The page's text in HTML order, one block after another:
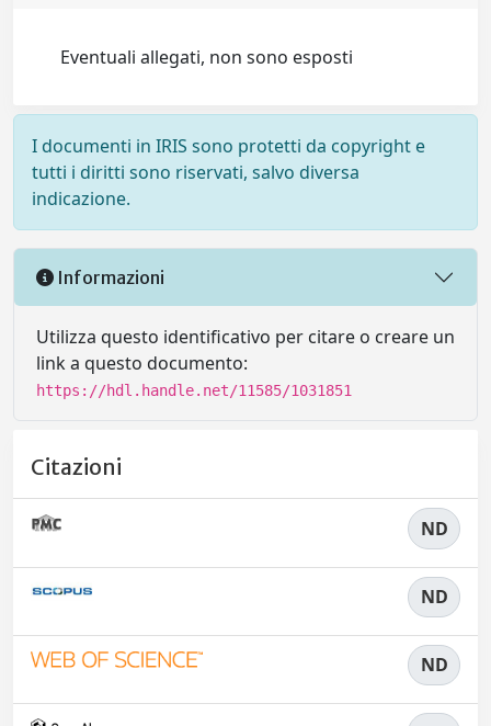
Eventuali allegati, non sono esposti
I documenti in IRIS sono protetti da copyright e
tutti i diritti sono riservati, salvo diversa
indicazione.
Informazioni
Utilizza questo identificativo per citare o creare un
link a questo documento:
https://hdl.handle.net/11585/1031851
Citazioni
ND
ND
ND